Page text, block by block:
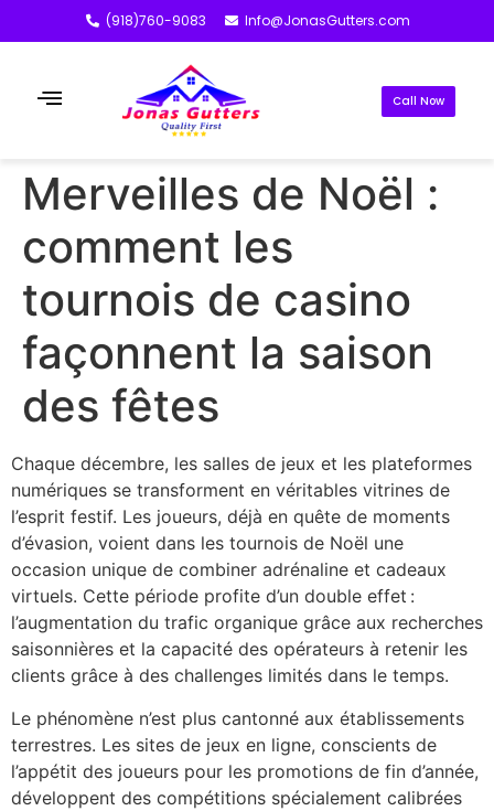
(918)760-9083 Info@JonasGutters.com
Call Now
Merveilles de Noël :
comment les
tournois de casino
façonnent la saison
des fêtes
Chaque décembre, les salles de jeux et les plateformes
numériques se transforment en véritables vitrines de
l’esprit festif. Les joueurs, déjà en quête de moments
d’évasion, voient dans les tournois de Noël une
occasion unique de combiner adrénaline et cadeaux
virtuels. Cette période profite d’un double effet :
l’augmentation du trafic organique grâce aux recherches
saisonnières et la capacité des opérateurs à retenir les
clients grâce à des challenges limités dans le temps.
Le phénomène n’est plus cantonné aux établissements
terrestres. Les sites de jeux en ligne, conscients de
l’appétit des joueurs pour les promotions de fin d’année,
développent des compétitions spécialement calibrées